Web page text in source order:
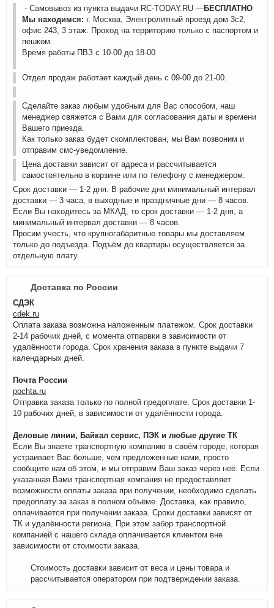
- Самовывоз из пункта выдачи RC-TODAY.RU —БЕСПЛАТНО
Мы находимся: г. Москва, Электролитный проезд дом 3с2,
офис 243, 3 этаж. Проход на территорию только с паспортом и
пешком.
Время работы ПВЗ с 10-00 до 18-00
Отдел продаж работает каждый день с 09-00 до 21-00.
Сделайте заказ любым удобным для Вас способом, наш
менеджер свяжется с Вами для согласования даты и времени
Вашего приезда.
Как только заказ будет скомплектован, мы Вам позвоним и
отправим смс-уведомление.
Цена доставки зависит от адреса и рассчитывается
самостоятельно в корзине или по телефону с менеджером.
Срок доставки — 1-2 дня. В рабочие дни минимальный интервал
доставки — 3 часа, в выходные и праздничные дни — 8 часов.
Если Вы находитесь за МКАД, то срок доставки — 1-2 дня, а
минимальный интервал доставки — 8 часов.
Просим учесть, что крупногабаритные товары мы доставляем
только до подъезда. Подъём до квартиры осуществляется за
отдельную плату.
Доставка по России
СДЭК
cdek.ru
Оплата заказа возможна наложенным платежом. Срок доставки
2-14 рабочих дней, с момента отпарвки в зависимости от
удалённости города. Срок хранения заказа в пункте выдачи 7
календарных дней.
Почта России
pochta.ru
Отправка заказа только по полной предоплате. Срок доставки 1-
10 рабочих дней, в зависимости от удалённости города.
Деловые линии, Байкал сервис, ПЭК и любые другие ТК
Если Вы знаете транспортную компанию в своём городе, которая
устраивает Вас больше, чем предложенные нами, просто
сообщите нам об этом, и мы отправим Ваш заказ через неё. Если
указанная Вами транспортная компания не предоставляет
возможности оплаты заказа при получении, необходимо сделать
предоплату за заказ в полном объёме. Доставка, как правило,
оплачивается при получении заказа. Сроки доставки зависят от
ТК и удалённости региона. При этом забор транспортной
компанией с нашего склада оплачивается клиентом вне
зависимости от стоимости заказа.
Стоимость доставки зависит от веса и цены товара и
рассчитывается оператором при подтверждении заказа.